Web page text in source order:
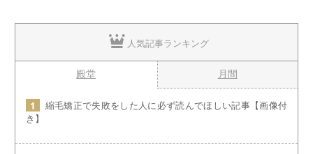
人気記事ランキング
殿堂 月間
縮毛矯正で失敗をした人に必ず読んでほしい記事【画像付
き】